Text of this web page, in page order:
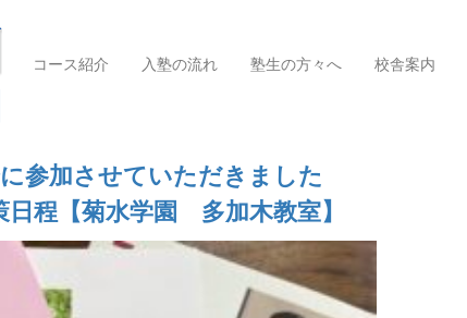
コース紹介 入塾の流れ 塾生の方々へ 校舎案内
参加させていただきました
程【菊水学園 多加木教室】